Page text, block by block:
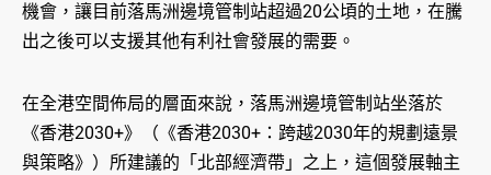
機會，讓目前落馬洲邊境管制站超過20公頃的土地，在騰
出之後可以支援其他有利社會發展的需要。
在全港空間佈局的層面來說，落馬洲邊境管制站坐落於
《香港2030+》（《香港2030+：跨越2030年的規劃遠景
與策略》）所建議的「北部經濟帶」之上，這個發展軸主